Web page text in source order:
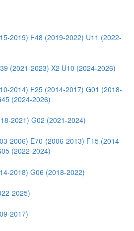
2019) F48 (2019-2022) U11 (2022-
(2021-2023) X2 U10 (2024-2026)
2014) F25 (2014-2017) G01 (2018-
(2024-2026)
2021) G02 (2021-2024)
2006) E70-(2006-2013) F15 (2014-
(2022-2024)
2018) G06 (2018-2022)
2025)
2017)